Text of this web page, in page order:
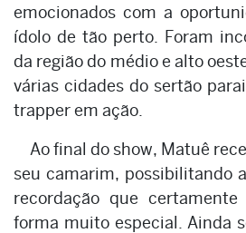
emocionados com a
ídolo de tão perto. Foram
da região do médio e alto
várias cidades do sertão
trapper em ação.
Ao final do show, Matuê
seu camarim, possibilitando
recordação que
forma muito especial. Ainda